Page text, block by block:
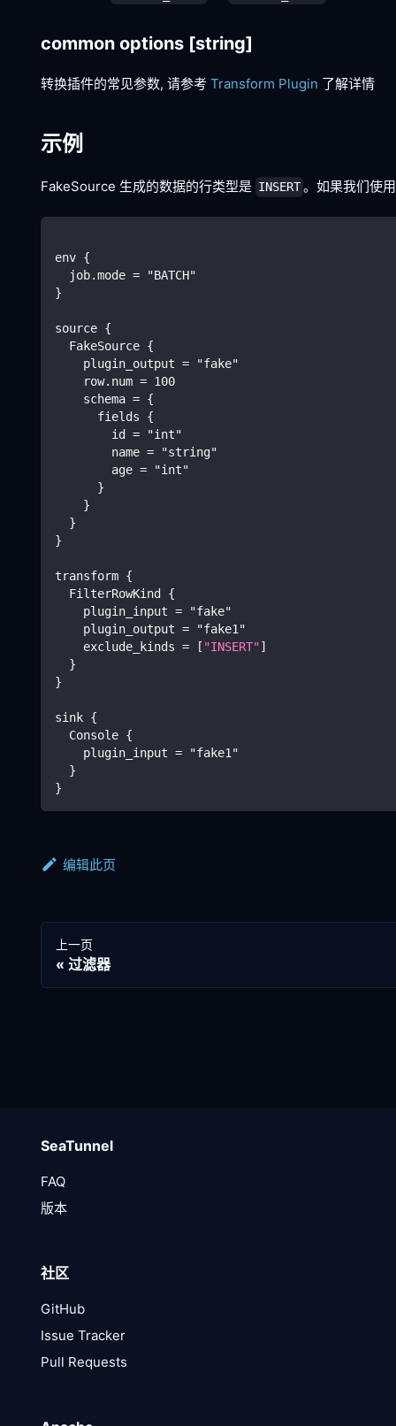
common options [string]
转换插件的常见参数, 请参考 Transform Plugin 了解详情
示例
FakeSource 生成的数据的行类型是 INSERT。如果我们使
env {
  job.mode = "BATCH"
}
source {
  FakeSource
{
    plugin_output = "fake"
    row.num = 100
    schema =
{
      fields
{
        id = "int"
        name = "string"
        age = "int"
}
}
}
}
transform {
  FilterRowKind
{
    plugin_input = "fake"
    plugin_output = "fake1"
    exclude_kinds =
[ "INSERT"]
}
}
sink {
  Console
{
    plugin_input = "fake1"
}
}
编辑此页
上一页
过滤器
SeaTunnel
FAQ
版本
社区
GitHub
Issue Tracker
Pull Requests